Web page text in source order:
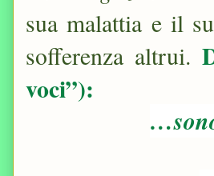
sua malattia e il
sofferenza altrui.
voci”):